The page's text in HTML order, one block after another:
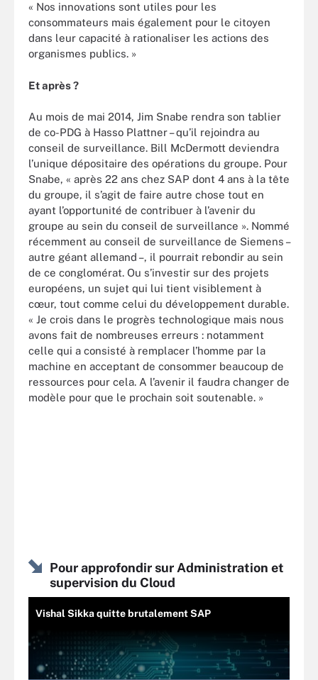
« Nos innovations sont utiles pour les
consommateurs mais également pour le citoyen
dans leur capacité à rationaliser les actions des
organismes publics. »
Et après ?
Au mois de mai 2014, Jim Snabe rendra son tablier
de co-PDG à Hasso Plattner – qu’il rejoindra au
conseil de surveillance. Bill McDermott deviendra
l’unique dépositaire des opérations du groupe. Pour
Snabe, « après 22 ans chez SAP dont 4 ans à la tête
du groupe, il s’agit de faire autre chose tout en
ayant l’opportunité de contribuer à l’avenir du
groupe au sein du conseil de surveillance ». Nommé
récemment au conseil de surveillance de Siemens –
autre géant allemand –, il pourrait rebondir au sein
de ce conglomérat. Ou s’investir sur des projets
européens, un sujet qui lui tient visiblement à
cœur, tout comme celui du développement durable.
« Je crois dans le progrès technologique mais nous
avons fait de nombreuses erreurs : notamment
celle qui a consisté à remplacer l’homme par la
machine en acceptant de consommer beaucoup de
ressources pour cela. A l’avenir il faudra changer de
modèle pour que le prochain soit soutenable. »
Pour approfondir sur Administration et
supervision du Cloud
Vishal Sikka quitte brutalement SAP